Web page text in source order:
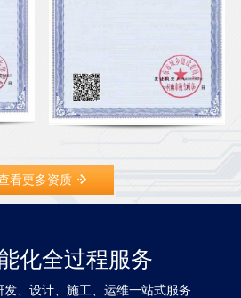
看更多资质
化全过程服务
、设计、施工、运维一站式服务